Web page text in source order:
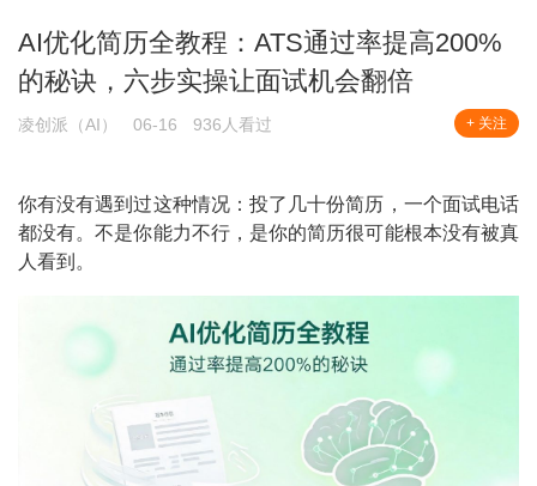
AI优化简历全教程：ATS通过率提高200%
的秘诀，六步实操让面试机会翻倍
凌创派（AI） 06-16 936人看过 + 关注
你有没有遇到过这种情况：投了几十份简历，一个面试电话
都没有。不是你能力不行，是你的简历很可能根本没有被真
人看到。